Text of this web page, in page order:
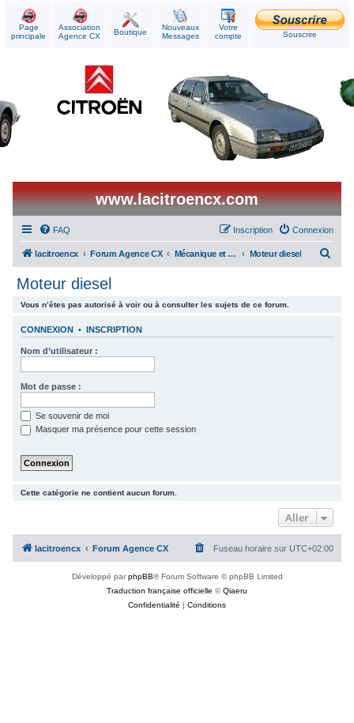
Page
principale
Association
Agence CX
Boutique
Nouveaux
Messages
Votre
compte
Souscrire
www.lacitroencx.com
FAQ Connexion
Inscription
lacitroencx Forum Agence CX Mécanique et Réparations Moteur diesel
Moteur diesel
Vous n’êtes pas autorisé à voir ou à consulter les sujets de ce forum.
CONNEXION • INSCRIPTION
Nom d’utilisateur :
Mot de passe :
Se souvenir de moi
Masquer ma présence pour cette session
Cette catégorie ne contient aucun forum.
Aller
lacitroencx Forum Agence CX Fuseau horaire sur UTC+02:00
Développé parphpBB® Forum Software © phpBB Limited
Traduction française officielle ©Qiaeru
Confidentialité | Conditions